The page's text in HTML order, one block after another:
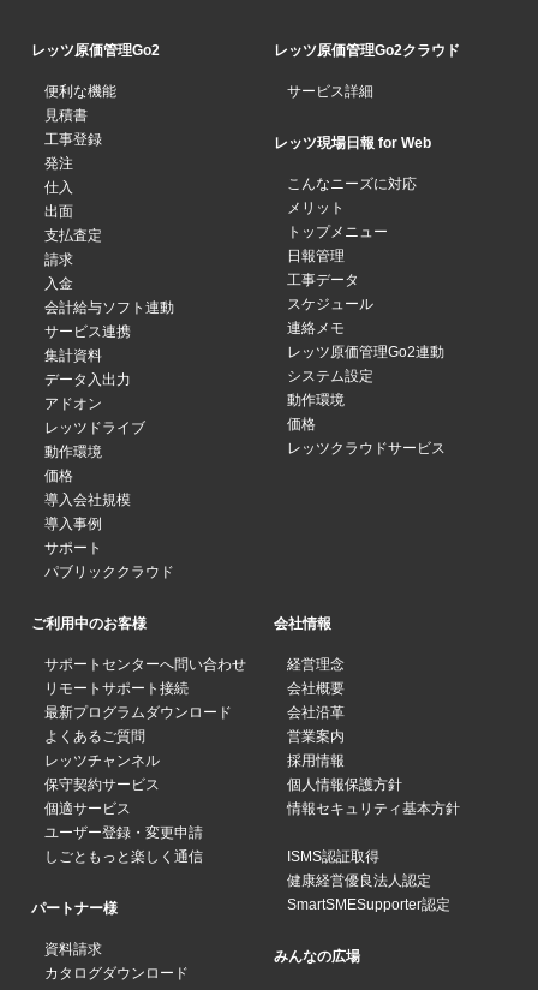
レッツ原価管理Go2
便利な機能
見積書
工事登録
発注
仕入
出面
支払査定
請求
入金
会計給与ソフト連動
サービス連携
集計資料
データ入出力
アドオン
レッツドライブ
動作環境
価格
導入会社規模
導入事例
サポート
パブリッククラウド
レッツ原価管理Go2クラウド
サービス詳細
レッツ現場日報 for Web
こんなニーズに対応
メリット
トップメニュー
日報管理
工事データ
スケジュール
連絡メモ
レッツ原価管理Go2連動
システム設定
動作環境
価格
レッツクラウドサービス
ご利用中のお客様
サポートセンターへ問い合わせ
リモートサポート接続
最新プログラムダウンロード
よくあるご質問
レッツチャンネル
保守契約サービス
個適サービス
ユーザー登録・変更申請
しごともっと楽しく通信
パートナー様
資料請求
カタログダウンロード
会社情報
経営理念
会社概要
会社沿革
営業案内
採用情報
個人情報保護方針
情報セキュリティ基本方針
ISMS認証取得
健康経営優良法人認定
SmartSMESupporter認定
みんなの広場